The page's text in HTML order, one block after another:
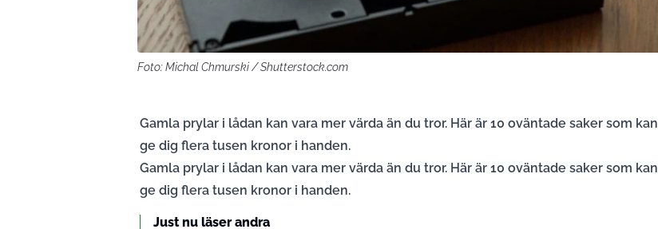
Foto: Michal Chmurski / Shutterstock.com
Gamla prylar i lådan kan vara mer värda än du tror. Här är 10 oväntade saker som kan
ge dig flera tusen kronor i handen.
Gamla prylar i lådan kan vara mer värda än du tror. Här är 10 oväntade saker som kan
ge dig flera tusen kronor i handen.
Just nu läser andra